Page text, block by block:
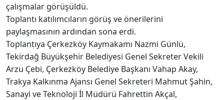
çalışmalar görüşüldü.
Toplantı katılımcıların görüş ve önerilerini
paylaşmasının ardından sona erdi.
Toplantıya Çerkezköy Kaymakamı Nazmi Günlü,
Tekirdağ Büyükşehir Belediyesi Genel Sekreter Vekili
Arzu Çebi, Çerkezköy Belediye Başkanı Vahap Akay,
Trakya Kalkınma Ajansı Genel Sekreteri Mahmut Şahin,
Sanayi ve Teknoloji İl Müdürü Fahrettin Akçal,